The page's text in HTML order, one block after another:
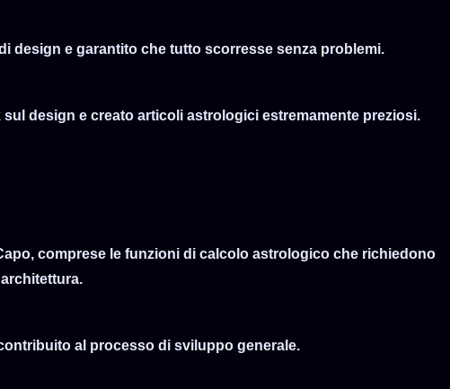
design e garantito che tutto scorresse senza problemi.
design e creato articoli astrologici estremamente preziosi.
comprese le funzioni di calcolo astrologico che richiedono
al processo di sviluppo generale.